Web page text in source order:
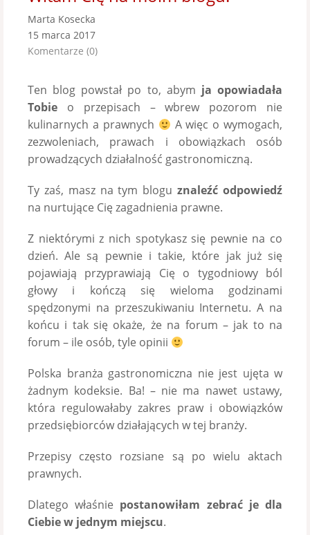
Marta Kosecka
15 marca 2017
Komentarze (0)
Ten blog powstał po to, abym ja opowiadała
Tobie o przepisach – wbrew pozorom nie
kulinarnych a prawnych
A więc o wymogach,
zezwoleniach, prawach i obowiązkach osób
prowadzących działalność gastronomiczną.
Ty zaś, masz na tym bloguznaleźć odpowiedź
na nurtujące Cię zagadnienia prawne.
Z niektórymi z nich spotykasz się pewnie na co
dzień. Ale są pewnie i takie, które jak już się
pojawiają przyprawiają Cię o tygodniowy ból
głowy i kończą się wieloma godzinami
spędzonymi na przeszukiwaniu Internetu. A na
końcu i tak się okaże, że na forum – jak to na
forum – ile osób, tyle opinii
Polska branża gastronomiczna nie jest ujęta w
żadnym kodeksie. Ba! – nie ma nawet ustawy,
która regulowałaby zakres praw i obowiązków
przedsiębiorców działających w tej branży.
Przepisy często rozsiane są po wielu aktach
prawnych.
Dlatego właśnie postanowiłam zebrać je dla
Ciebie w jednym miejscu.